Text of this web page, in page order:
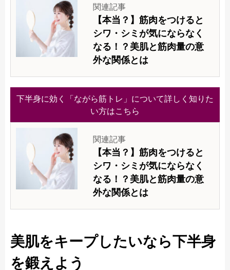
関連記事
【本当？】筋肉をつけると
シワ・シミが気にならなく
なる！？美肌と筋肉量の意
外な関係とは
下半身に効く「ながら筋トレ」について詳しく知りた
い方はこちら
関連記事
【本当？】筋肉をつけると
シワ・シミが気にならなく
なる！？美肌と筋肉量の意
外な関係とは
美肌をキープしたいなら下半身
を鍛えよう